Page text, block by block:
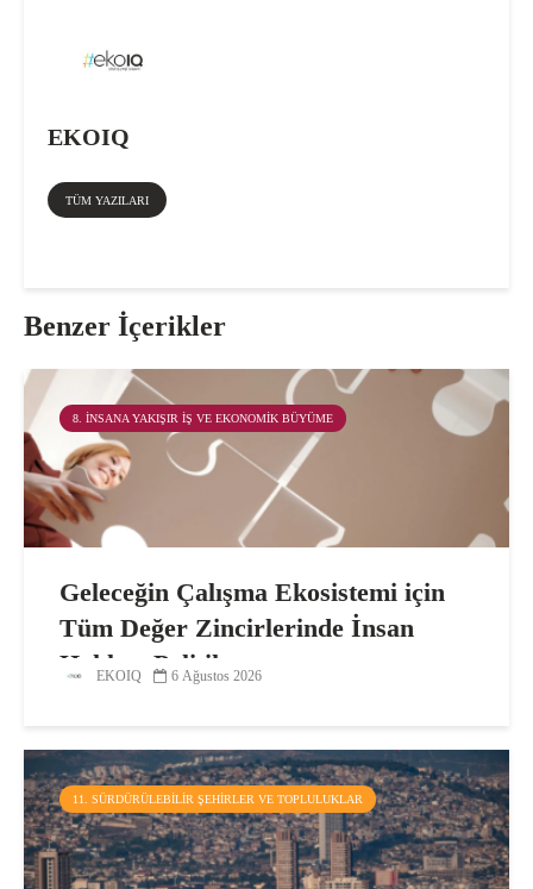
EKOIQ
TÜM YAZILARI
Benzer İçerikler
8. İNSANA YAKIŞIR İŞ VE EKONOMIK BÜYÜME
Geleceğin Çalışma Ekosistemi için
Tüm Değer Zincirlerinde İnsan
Hakları Politikası
EKOIQ 6 Ağustos 2026
11. SÜRDÜRÜLEBILIR ŞEHIRLER VE TOPLULUKLAR